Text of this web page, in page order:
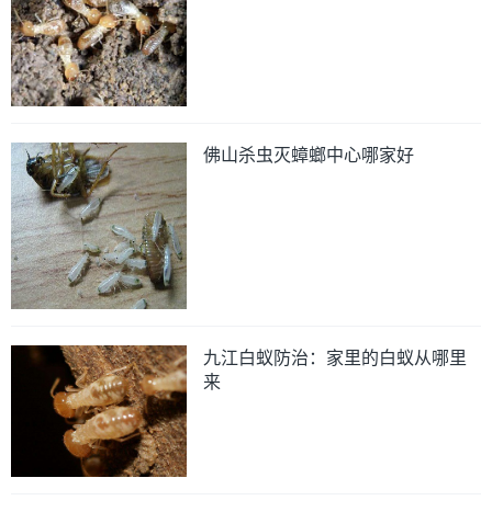
佛山杀虫灭蟑螂中心哪家好
九江白蚁防治：家里的白蚁从哪里
来